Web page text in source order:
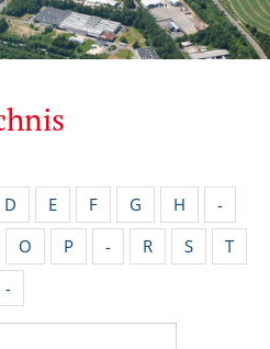
D E F G H
-
O P - R S
T
-